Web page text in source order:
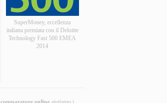
SuperMoney, eccellenza
italiana premiata con il Deloitte
Technology Fast 500 EMEA
2014